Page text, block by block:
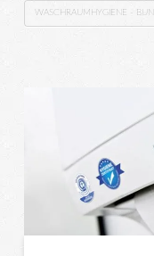
WASCHRAUMHYGIENE -